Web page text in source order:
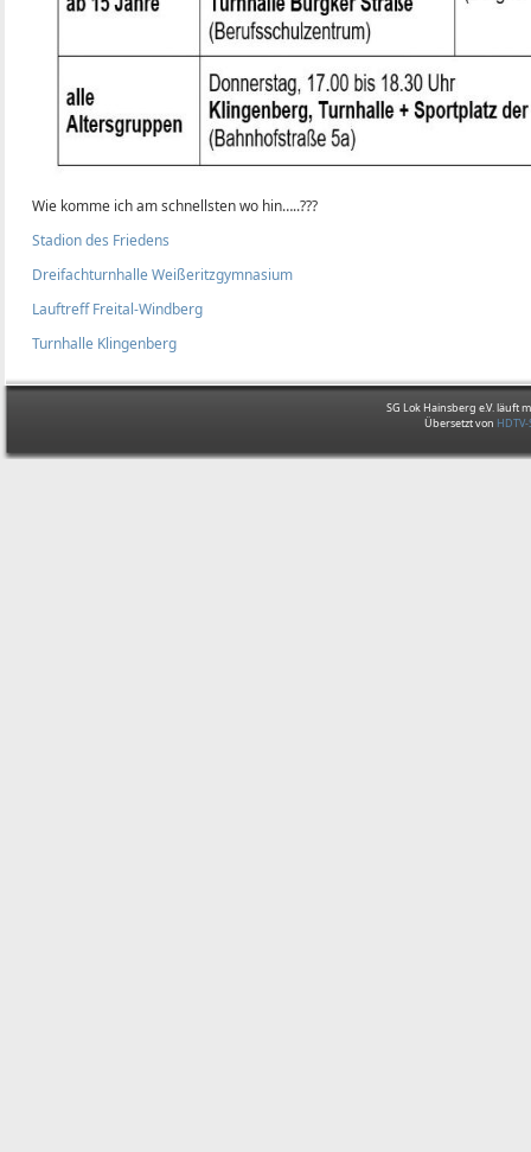
Wie komme ich am schnellsten wo hin…..???
Stadion des Friedens
Dreifachturnhalle Weißeritzgymnasium
Lauftreff Freital-Windberg
Turnhalle Klingenberg
SG Lok Hainsberg e.V. läuft
Übersetzt von